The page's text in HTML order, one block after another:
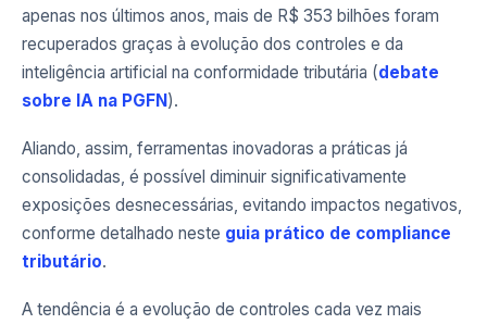
apenas nos últimos anos, mais de R$ 353 bilhões foram
recuperados graças à evolução dos controles e da
inteligência artificial na conformidade tributária (debate
sobre IA na PGFN ).
Aliando, assim, ferramentas inovadoras a práticas já
consolidadas, é possível diminuir significativamente
exposições desnecessárias, evitando impactos negativos,
conforme detalhado neste guia prático de compliance
tributário.
A tendência é a evolução de controles cada vez mais